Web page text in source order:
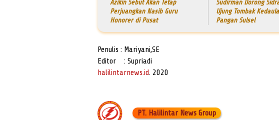
Azikin Sebut Akan Tetap
Perjuangkan Nasib Guru
Honorer di Pusat
Sudirman Dorong
Ujung Tombak
Pangan Sulsel
Penulis : Mariyani,SE
Editor : Supriadi
halilintarnews.id. 2020
PT. Halilintar News Group